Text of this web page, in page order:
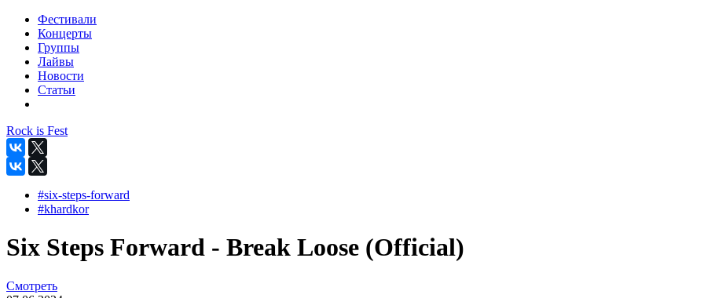
Фестивали
Концерты
Группы
Лайвы
Новости
Статьи
Rock is Fest
#six-steps-forward
#khardkor
Six Steps Forward - Break Loose (Official)
Смотреть